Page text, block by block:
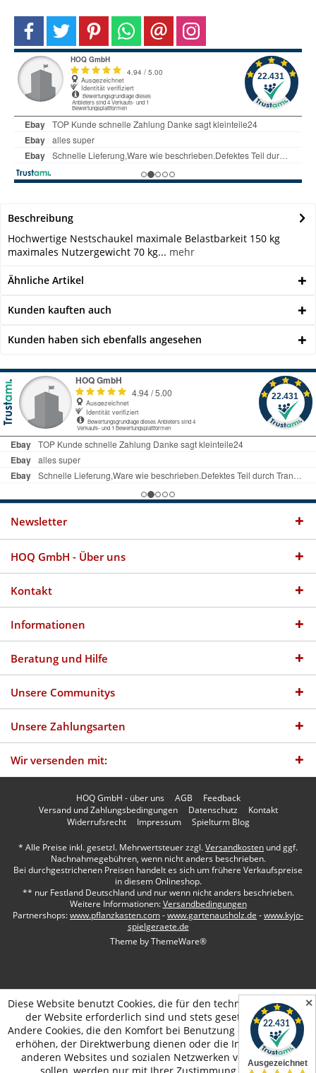
Beschreibung
Hochwertige Nestschaukel maximale Belastbarkeit 150 kg
maximales Nutzergewicht 70 kg... mehr
Ähnliche Artikel
Kunden kauften auch
Kunden haben sich ebenfalls angesehen
✕
Newsletter
HOQ GmbH - Über uns
Kontakt
Informationen
Beratung und Hilfe
Unsere Communitys
Unsere Zahlungsarten
Wir versenden mit:
HOQ GmbH - über uns AGB
Feedback
Versand und Zahlungsbedingungen
Datenschutz
Kontakt
Widerrufsrecht
Impressum Spielturm Blog
* Alle Preise inkl. gesetzl. Mehrwertsteuer zzgl.Versandkosten und ggf.
Nachnahmegebühren, wenn nicht anders beschrieben.
Bei durchgestrichenen Preisen handelt es sich um frühere Verkaufspreise
in diesem Onlineshop.
** nur Festland Deutschland und nur wenn nicht anders beschrieben.
Weitere Informationen:Versandbedingungen
Partnershops:www.pflanzkasten.com-www.gartenausholz.de -www.kyjo-
spielgeraete.de
Theme byThemeWare®
Diese Website benutzt Cookies, die für den technischen Betrieb
der Website erforderlich sind und stets gesetzt werden.
Andere Cookies, die den Komfort bei Benutzung dieser Website
erhöhen, der Direktwerbung dienen oder die Interaktion mit
anderen Websites und sozialen Netzwerken vereinfachen